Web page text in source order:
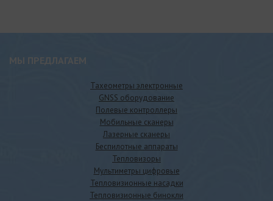
МЫ ПРЕДЛАГАЕМ
Тахеометры электронные
GNSS оборудование
Полевые контроллеры
Мобильные сканеры
Лазерные сканеры
Беспилотные аппараты
Тепловизоры
Мультиметры цифровые
Тепловизионные насадки
Тепловизионные бинокли